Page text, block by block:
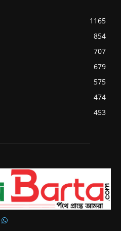
1165
854
707
679
575
474
453